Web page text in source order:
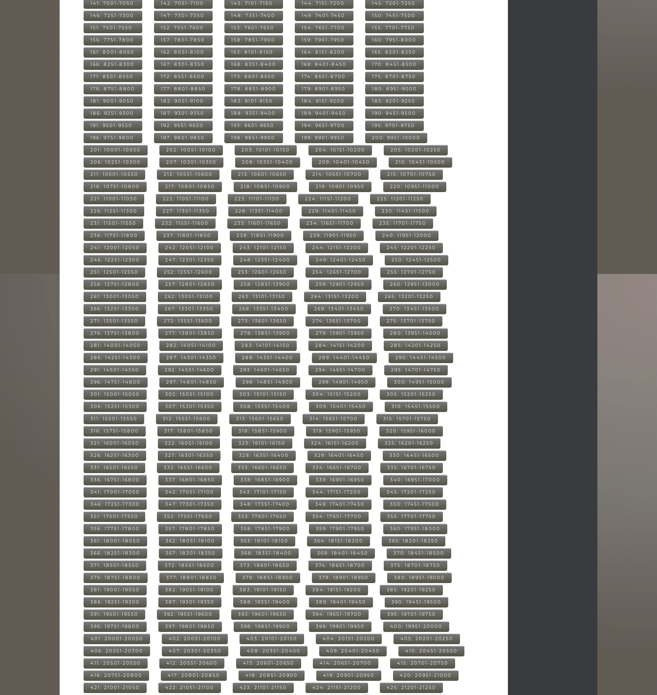
141: 7001-7050 142: 7051-7100 143: 7101-7150 144: 7151-7200 145: 7201-7250
146: 7251-7300 147: 7301-7350 148: 7351-7400 149: 7401-7450 150: 7451-7500
151: 7501-7550 152: 7551-7600 153: 7601-7650 154: 7651-7700 155: 7701-7750
156: 7751-7800 157: 7801-7850 158: 7851-7900 159: 7901-7950 160: 7951-8000
161: 8001-8050 162: 8051-8100 163: 8101-8150 164: 8151-8200 165: 8201-8250
166: 8251-8300 167: 8301-8350 168: 8351-8400 169: 8401-8450 170: 8451-8500
171: 8501-8550 172: 8551-8600 173: 8601-8650 174: 8651-8700 175: 8701-8750
176: 8751-8800 177: 8801-8850 178: 8851-8900 179: 8901-8950 180: 8951-9000
181: 9001-9050 182: 9051-9100 183: 9101-9150 184: 9151-9200 185: 9201-9250
186: 9251-9300 187: 9301-9350 188: 9351-9400 189: 9401-9450 190: 9451-9500
191: 9501-9550 192: 9551-9600 193: 9601-9650 194: 9651-9700 195: 9701-9750
196: 9751-9800 197: 9801-9850 198: 9851-9900 199: 9901-9950 200: 9951-10000
201: 10001-10050 202: 10051-10100 203: 10101-10150 204: 10151-10200 205: 10201-10250
206: 10251-10300 207: 10301-10350 208: 10351-10400 209: 10401-10450 210: 10451-10500
211: 10501-10550 212: 10551-10600 213: 10601-10650 214: 10651-10700 215: 10701-10750
216: 10751-10800 217: 10801-10850 218: 10851-10900 219: 10901-10950 220: 10951-11000
221: 11001-11050 222: 11051-11100 223: 11101-11150 224: 11151-11200 225: 11201-11250
226: 11251-11300 227: 11301-11350 228: 11351-11400 229: 11401-11450 230: 11451-11500
231: 11501-11550 232: 11551-11600 233: 11601-11650 234: 11651-11700 235: 11701-11750
236: 11751-11800 237: 11801-11850 238: 11851-11900 239: 11901-11950 240: 11951-12000
241: 12001-12050 242: 12051-12100 243: 12101-12150 244: 12151-12200 245: 12201-12250
246: 12251-12300 247: 12301-12350 248: 12351-12400 249: 12401-12450 250: 12451-12500
251: 12501-12550 252: 12551-12600 253: 12601-12650 254: 12651-12700 255: 12701-12750
256: 12751-12800 257: 12801-12850 258: 12851-12900 259: 12901-12950 260: 12951-13000
261: 13001-13050 262: 13051-13100 263: 13101-13150 264: 13151-13200 265: 13201-13250
266: 13251-13300 267: 13301-13350 268: 13351-13400 269: 13401-13450 270: 13451-13500
271: 13501-13550 272: 13551-13600 273: 13601-13650 274: 13651-13700 275: 13701-13750
276: 13751-13800 277: 13801-13850 278: 13851-13900 279: 13901-13950 280: 13951-14000
281: 14001-14050 282: 14051-14100 283: 14101-14150 284: 14151-14200 285: 14201-14250
286: 14251-14300 287: 14301-14350 288: 14351-14400 289: 14401-14450 290: 14451-14500
291: 14501-14550 292: 14551-14600 293: 14601-14650 294: 14651-14700 295: 14701-14750
296: 14751-14800 297: 14801-14850 298: 14851-14900 299: 14901-14950 300: 14951-15000
301: 15001-15050 302: 15051-15100 303: 15101-15150 304: 15151-15200 305: 15201-15250
306: 15251-15300 307: 15301-15350 308: 15351-15400 309: 15401-15450 310: 15451-15500
311: 15501-15550 312: 15551-15600 313: 15601-15650 314: 15651-15700 315: 15701-15750
316: 15751-15800 317: 15801-15850 318: 15851-15900 319: 15901-15950 320: 15951-16000
321: 16001-16050 322: 16051-16100 323: 16101-16150 324: 16151-16200 325: 16201-16250
326: 16251-16300 327: 16301-16350 328: 16351-16400 329: 16401-16450 330: 16451-16500
331: 16501-16550 332: 16551-16600 333: 16601-16650 334: 16651-16700 335: 16701-16750
336: 16751-16800 337: 16801-16850 338: 16851-16900 339: 16901-16950 340: 16951-17000
341: 17001-17050 342: 17051-17100 343: 17101-17150 344: 17151-17200 345: 17201-17250
346: 17251-17300 347: 17301-17350 348: 17351-17400 349: 17401-17450 350: 17451-17500
351: 17501-17550 352: 17551-17600 353: 17601-17650 354: 17651-17700 355: 17701-17750
356: 17751-17800 357: 17801-17850 358: 17851-17900 359: 17901-17950 360: 17951-18000
361: 18001-18050 362: 18051-18100 363: 18101-18150 364: 18151-18200 365: 18201-18250
366: 18251-18300 367: 18301-18350 368: 18351-18400 369: 18401-18450 370: 18451-18500
371: 18501-18550 372: 18551-18600 373: 18601-18650 374: 18651-18700 375: 18701-18750
376: 18751-18800 377: 18801-18850 378: 18851-18900 379: 18901-18950 380: 18951-19000
381: 19001-19050 382: 19051-19100 383: 19101-19150 384: 19151-19200 385: 19201-19250
386: 19251-19300 387: 19301-19350 388: 19351-19400 389: 19401-19450 390: 19451-19500
391: 19501-19550 392: 19551-19600 393: 19601-19650 394: 19651-19700 395: 19701-19750
396: 19751-19800 397: 19801-19850 398: 19851-19900 399: 19901-19950 400: 19951-20000
401: 20001-20050 402: 20051-20100 403: 20101-20150 404: 20151-20200 405: 20201-20250
406: 20251-20300 407: 20301-20350 408: 20351-20400 409: 20401-20450 410: 20451-20500
411: 20501-20550 412: 20551-20600 413: 20601-20650 414: 20651-20700 415: 20701-20750
416: 20751-20800 417: 20801-20850 418: 20851-20900 419: 20901-20950 420: 20951-21000
421: 21001-21050 422: 21051-21100 423: 21101-21150 424: 21151-21200 425: 21201-21250